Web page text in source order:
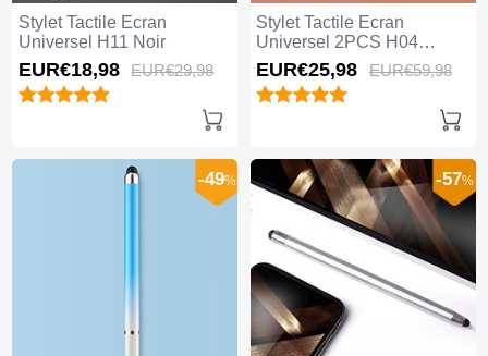
Stylet Tactile Ecran
Universel H11 Noir
EUR€18,98 EUR€29,98
Stylet Tactile Ecran
Universel 2PCS H04
Rouge
EUR€25,98 EUR€59,98
-49% -57%